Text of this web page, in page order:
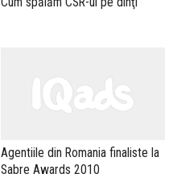
Agentiile din Romania finaliste la
Sabre Awards 2010